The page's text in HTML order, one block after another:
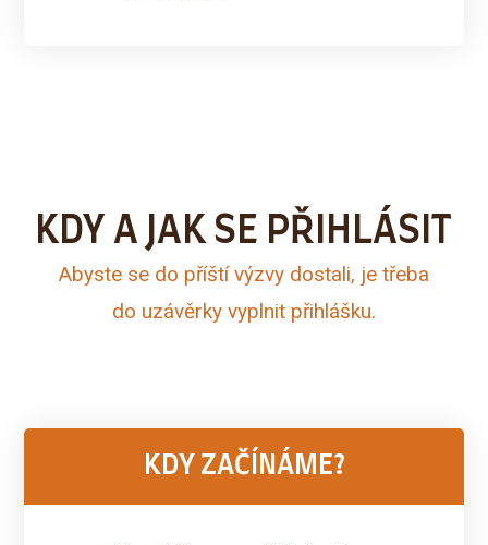
KDY A JAK SE PŘIHLÁSIT
Abyste se do příští výzvy dostali, je třeba
do uzávěrky vyplnit přihlášku.
KDY ZAČÍNÁME?